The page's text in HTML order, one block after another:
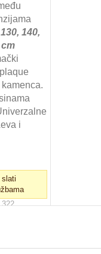
je:
31.260,00 RSD.
140,
cm
i
slati